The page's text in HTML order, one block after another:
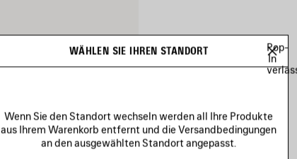
WÄHLEN SIE IHREN STANDORT
Pop-
In
Wenn Sie den Standort wechseln werden all Ihre Produkte
aus Ihrem Warenkorb entfernt und die Versandbedingungen
an den ausgewählten Standort angepasst.